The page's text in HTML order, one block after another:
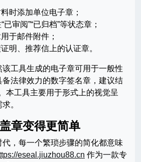
时添加单位电子章；
审阅”“已归档”等状态章；
于邮件附件；
明、推荐信上的认证章。
工具生成的电子章可用于一般性
法律效力的数字签名章，建议结
本工具主要用于形式上的视觉呈
。
章变得更简单
，每一个繁琐步骤的简化都意味
eseal.jiuzhou88.cn 作为一款专